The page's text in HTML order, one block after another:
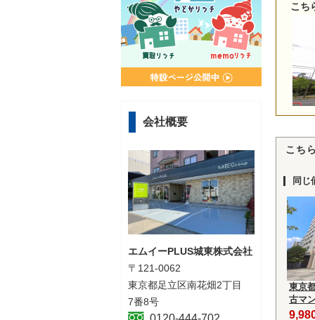
こち
こち
同じ
東京
古マ
会社概要
エムイーPLUS城東株式会社
〒121-0062
東京都足立区南花畑2丁目
7番8号